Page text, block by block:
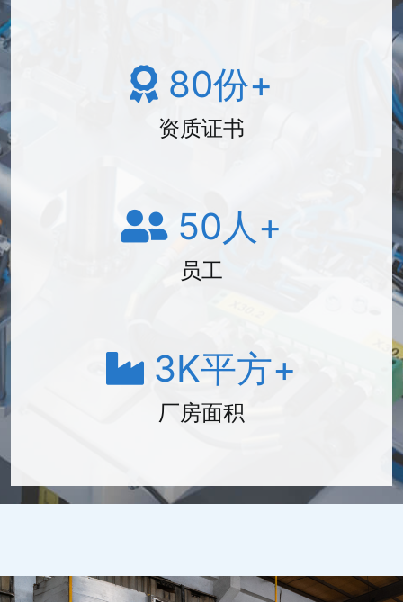
80份+
资质证书
50人+
员工
3K平方+
厂房面积